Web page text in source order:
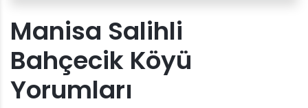
Manisa Salihli
Bahçecik Köyü
Yorumları